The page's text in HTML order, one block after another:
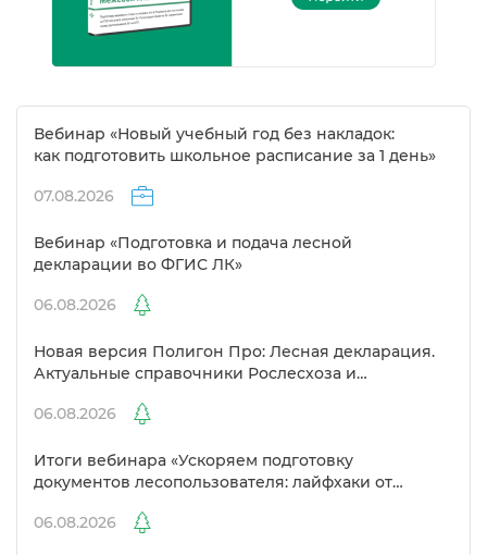
ебинар «Новый учебный год без накладок:
как подготовить школьное расписание за 1 день»
07.08.2026
ебинар «Подготовка и подача лесной
декларации во ФГИС ЛК»
06.08.2026
Новая версия Полигон Про: Лесная декларация.
Актуальные справочники Рослесхоза и
06.08.2026
Итоги вебинара «Ускоряем подготовку
документов лесопользователя: лайфхаки от
06.08.2026